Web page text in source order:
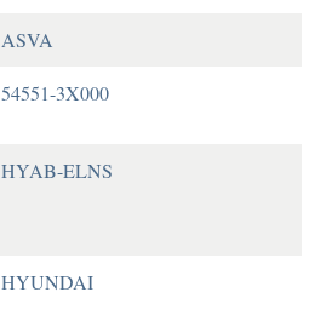
ASVA
54551-3X000
HYAB-ELNS
HYUNDAI